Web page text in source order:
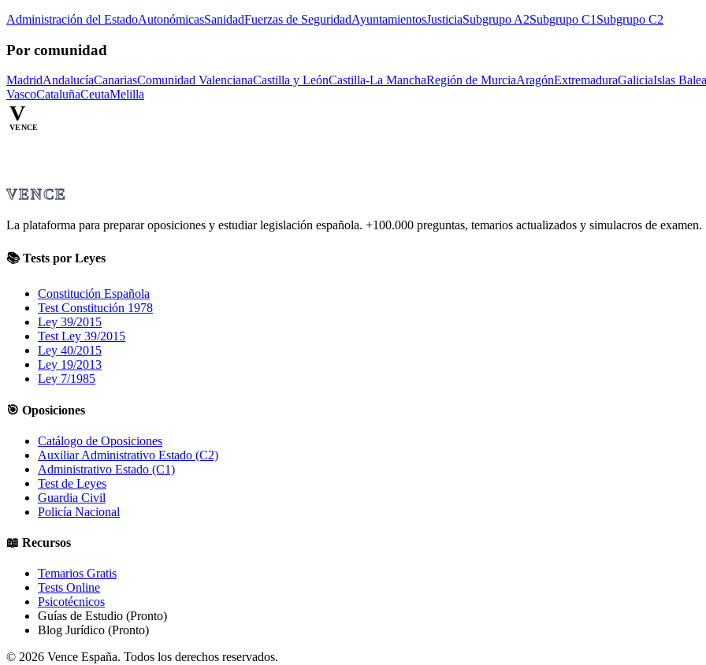
Administración del EstadoAutonómicasSanidadFuerzas de SeguridadAyuntamientosJusticiaSubgrupo A2Subgrupo C1 Subgrupo C2
Por comunidad
MadridAndalucíaCanariasComunidad ValencianaCastilla y LeónCastilla-La ManchaRegión de MurciaAragónExtremaduraGaliciaIslas
VascoCataluñaCeutaMelilla
V
VENCE
VENCE
La plataforma para preparar oposiciones y estudiar legislación española. +100.000 preguntas, temarios actualizados y simulacros de examen.
📚 Tests por Leyes
Constitución Española
Test Constitución 1978
Ley 39/2015
Test Ley 39/2015
Ley 40/2015
Ley 19/2013
Ley 7/1985
🎯 Oposiciones
Catálogo de Oposiciones
Auxiliar Administrativo Estado (C2)
Administrativo Estado (C1)
Test de Leyes
Guardia Civil
Policía Nacional
📖 Recursos
Temarios Gratis
Tests Online
Psicotécnicos
Guías de Estudio (Pronto)
Blog Jurídico (Pronto)
© 2026 Vence España. Todos los derechos reservados.